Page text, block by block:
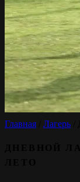
Главная Лагерь